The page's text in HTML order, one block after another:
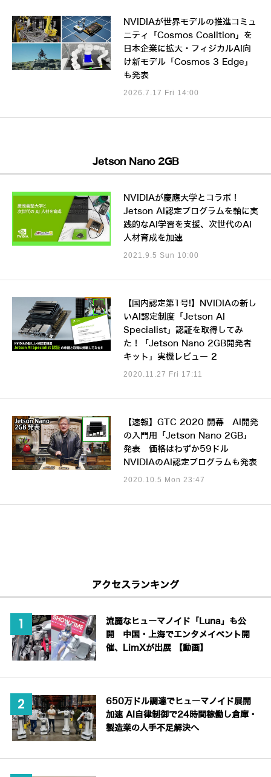
NVIDIAが世界モデルの推進コミュ
ニティ「Cosmos Coalition」を
日本企業に拡大・フィジカルAI向
け新モデル「Cosmos 3 Edge」
も発表
2026.7.17 Fri 14:00
Jetson Nano 2GB
NVIDIAが慶應大学とコラボ！
Jetson AI認定プログラムを軸に実
践的なAI学習を支援、次世代のAI
人材育成を加速
2021.9.5 Sun 10:00
【国内認定第1号!】NVIDIAの新し
いAI認定制度「Jetson AI
Specialist」認証を取得してみ
た！「Jetson Nano 2GB開発者
キット」実機レビュー 2
2020.11.27 Fri 17:11
【速報】GTC 2020 開幕 AI開発
の入門用「Jetson Nano 2GB」
発表 価格はわずか59ドル
NVIDIAのAI認定プログラムも発表
2020.10.5 Mon 23:47
アクセスランキング
流麗なヒューマノイド「Luna」も公
開 中国・上海でエンタメイベント開
催、LimXが出展 【動画】
650万ドル調達でヒューマノイド展開
加速 AI自律制御で24時間稼働し倉庫・
製造業の人手不足解決へ